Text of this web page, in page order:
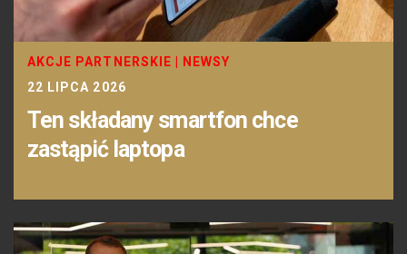
AKCJE PARTNERSKIE
NEWSY
22 LIPCA 2026
Ten składany smartfon chce
zastąpić laptopa